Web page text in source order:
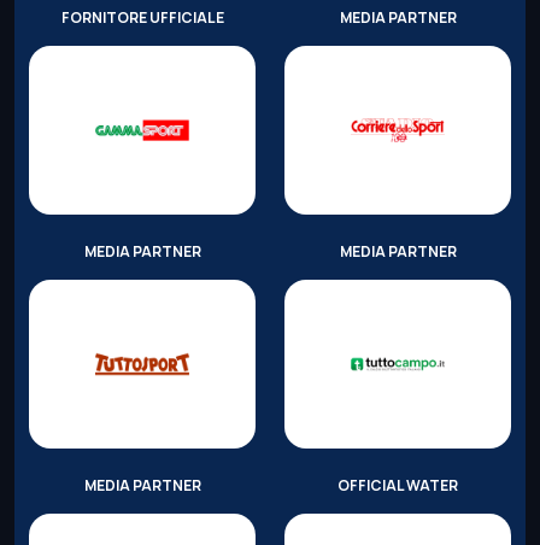
FORNITORE UFFICIALE MEDIA PARTNER
MEDIA PARTNER MEDIA PARTNER
MEDIA PARTNER OFFICIAL WATER